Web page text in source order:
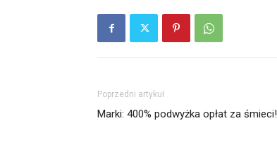
Poprzedni artykuł
Marki: 400% podwyżka opłat za śmieci!